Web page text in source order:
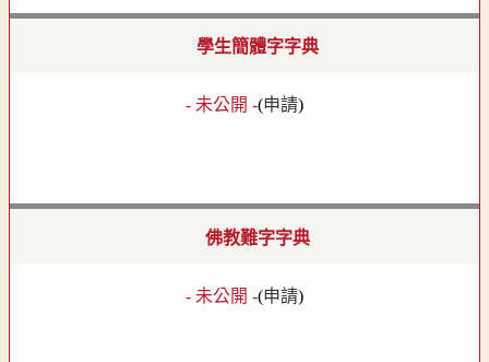
學生簡體字字典
- 未公開 -(申請)
佛教難字字典
- 未公開 -(申請)